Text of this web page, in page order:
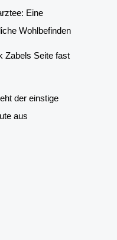
Eine
Wohlbefinden
Zabels Seite fast
der einstige
aus